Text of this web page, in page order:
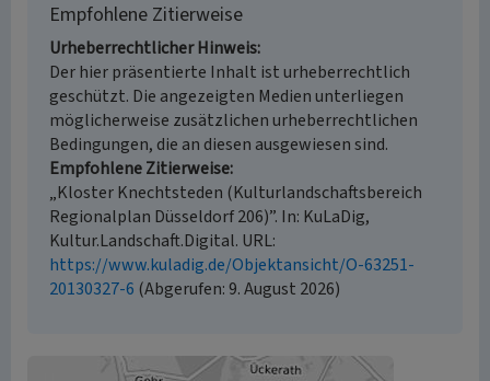
Empfohlene Zitierweise
Urheberrechtlicher Hinweis
Der hier präsentierte Inhalt ist urheberrechtlich
geschützt. Die angezeigten Medien unterliegen
möglicherweise zusätzlichen urheberrechtlichen
Bedingungen, die an diesen ausgewiesen sind.
Empfohlene Zitierweise
„Kloster Knechtsteden (Kulturlandschaftsbereich
Regionalplan Düsseldorf 206)”. In: KuLaDig,
Kultur.Landschaft.Digital. URL:
https://www.kuladig.de/Objektansicht/O-63251-
20130327-6 (Abgerufen: 9. August 2026)